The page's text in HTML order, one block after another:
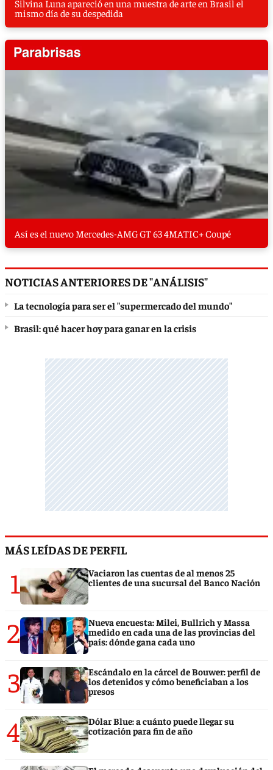
Silvina Luna apareció en una muestra de arte en Brasil el
mismo día de su despedida
Así es el nuevo Mercedes-AMG GT 63 4MATIC+ Coupé
NOTICIAS ANTERIORES DE "ANÁLISIS"
La tecnología para ser el "supermercado del mundo"
Brasil: qué hacer hoy para ganar en la crisis
MÁS LEÍDAS DE PERFIL
1
Vaciaron las cuentas de al menos 25
clientes de una sucursal del Banco Nación
2
Nueva encuesta: Milei, Bullrich y Massa
medido en cada una de las provincias del
país: dónde gana cada uno
3
Escándalo en la cárcel de Bouwer: perfil de
los detenidos y cómo beneficiaban a los
presos
4
Dólar Blue: a cuánto puede llegar su
cotización para fin de año